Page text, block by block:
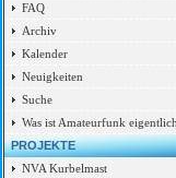
FAQ
Archiv
Kalender
Neuigkeiten
Suche
Was ist Amateurfunk
PROJEKTE
NVA Kurbelmast